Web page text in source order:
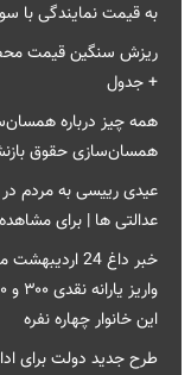
به قیمت نمایندگی با سود 300
ریزش سنگین قیمت
+ جدول
همه چیز درباره
همسان‌سازی حقوق
عیدی رییسی به مردم
عدالتی ها | برای
خبر داغ 24
این خانوار چهاره نفره
طرح جدید دولت برای